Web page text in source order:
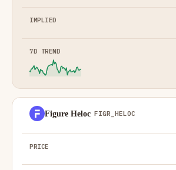
Figure Heloc FIGR_HELOC